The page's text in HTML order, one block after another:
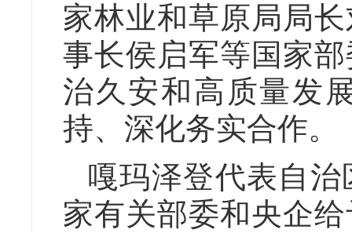
家林业和草原局局
事长侯启军等国家
治久安和高质量发
持、深化务实合作。
嘎玛泽登代表自
家有关部委和央企